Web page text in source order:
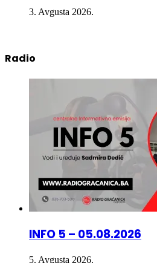
INFO 5 – 05.08.2026
5. Avgusta 2026.